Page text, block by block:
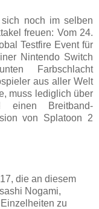
noch im selben
freuen: Vom 24.
Testfire Event für
Nintendo Switch
Farbschlacht
aus aller Welt
muss lediglich über
Breitband-
von Splatoon 2
die an diesem
Nogami,
zu